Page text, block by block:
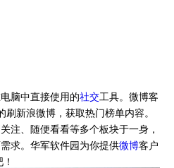
脑中直接使用的社交工具。微博客
刷新浪微博，获取热门榜单内容。
注、随便看看等多个板块于一身，
求。华军软件园为你提供微博客户